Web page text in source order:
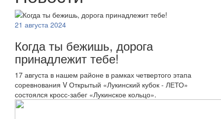
21 августа 2024
Когда ты бежишь, дорога
принадлежит тебе!
17 августа в нашем районе в рамках четвертого этапа
соревнования V Открытый «Лукинский кубок - ЛЕТО»
состоялся кросс-забег «Лукинское кольцо».